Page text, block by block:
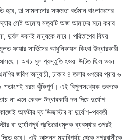
হবে, তা সামলানোর সক্ষমতা বর্তমান বাংলাদেশের
সেই অমোঘ সত্যটি আজ আমাদের মনে করার
দুর্বল ভবনই মানুষকে মারে। পরিতাপের বিষয়,
ফায়ার সার্ভিসের আধুনিকায়ন কিংবা উদ্ধারকারী
আসছে। অথচ মূল প্রস্তুতি হওয়া উচিত ছিল ভবন
জরিপ অনুযায়ী, ঢাকার ৪ তলার ওপরের প্রায় ৬
চরম ঝুঁকিপূর্ণ। এই বিপুলসংখ্যক ভবনকে
না এনে কেবল উদ্ধারকারী দল দিয়ে দুর্যোগ
আফটার দ্য ডিজাস্টার বা দুর্যোগ-পরবর্তী
বা দুর্যোগপূর্ব প্রতিরোধমূলক ব্যবস্থার ওপরই
দিতে হবে। এই আসন্ন মহাবিপর্যয় থেকে নগরবাসীকে